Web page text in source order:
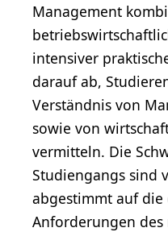
Management
intensiver
darauf ab,
Verständnis von
sowie von
vermitteln. Die
Studiengangs sind
abgestimmt auf die
Anforderungen